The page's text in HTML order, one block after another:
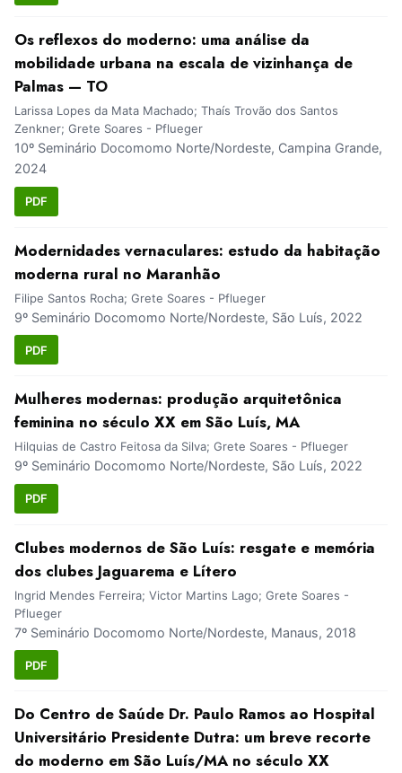
Os reflexos do moderno: uma análise da
mobilidade urbana na escala de vizinhança de
Palmas — TO
Larissa Lopes da Mata Machado; Thaís Trovão dos Santos
Zenkner; Grete Soares - Pflueger
10º Seminário Docomomo Norte/Nordeste, Campina Grande,
2024
PDF
Modernidades vernaculares: estudo da habitação
moderna rural no Maranhão
Filipe Santos Rocha; Grete Soares - Pflueger
9º Seminário Docomomo Norte/Nordeste, São Luís, 2022
PDF
Mulheres modernas: produção arquitetônica
feminina no século XX em São Luís, MA
Hilquias de Castro Feitosa da Silva; Grete Soares - Pflueger
9º Seminário Docomomo Norte/Nordeste, São Luís, 2022
PDF
Clubes modernos de São Luís: resgate e memória
dos clubes Jaguarema e Lítero
Ingrid Mendes Ferreira; Victor Martins Lago; Grete Soares -
Pflueger
7º Seminário Docomomo Norte/Nordeste, Manaus, 2018
PDF
Do Centro de Saúde Dr. Paulo Ramos ao Hospital
Universitário Presidente Dutra: um breve recorte
do moderno em São Luís/MA no século XX